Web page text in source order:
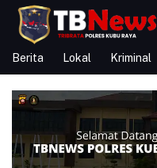
Berita Lokal Kriminal